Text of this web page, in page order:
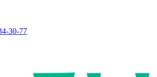
30-77